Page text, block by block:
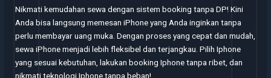
Nikmati kemudahan sewa dengan sistem booking tanpa DP! Kini
Anda bisa langsung memesan iPhone yang Anda inginkan tanpa
perlu membayar uang muka. Dengan proses yang cepat dan mudah,
sewa iPhone menjadi lebih fleksibel dan terjangkau. Pilih Iphone
yang sesuai kebutuhan, lakukan booking Iphone tanpa ribet, dan
nikmati teknologi Iphone tanpa beban!